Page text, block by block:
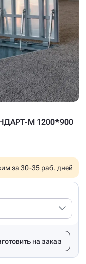
М 1200*900
за 30-35 раб. дней
на заказ